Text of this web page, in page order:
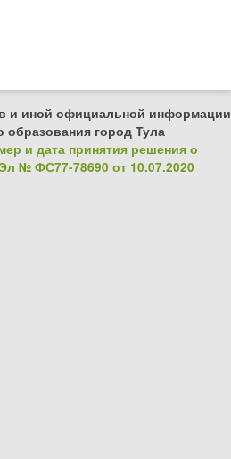
и иной официальной информации
образования город Тула
и дата принятия решения о
№ ФС77-78690 от 10.07.2020